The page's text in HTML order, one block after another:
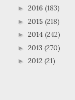
► 2016 (183)
► 2015 (218)
► 2014 (242)
► 2013 (270)
► 2012 (21)